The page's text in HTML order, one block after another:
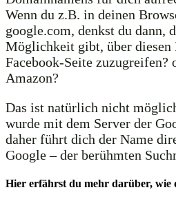
Wenn du z.B. in deinen
google.com, denkst du dann,
Möglichkeit gibt, über diesen
Facebook-Seite zuzugreifen?
Amazon?
Das ist natürlich nicht
wurde mit dem Server der
daher führt dich der Name
Google – der berühmten
Hier erfährst du mehr darüber, wie